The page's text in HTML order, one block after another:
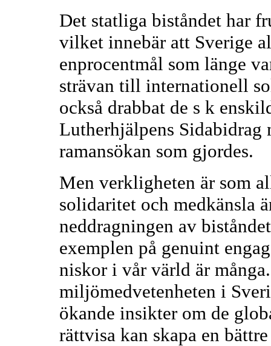
Det statliga biståndet har
vilket innebär att Sverige
enprocentmål som länge
strävan till internationell
också drabbat de s k
Lutherhjälpens
ramansökan som gjordes.
Men verkligheten är som
solidaritet och medkänsla
neddragningen av
exemplen på genuint
niskor i vår värld är
miljömedvetenheten i
ökande insikter om de
rättvisa kan skapa en